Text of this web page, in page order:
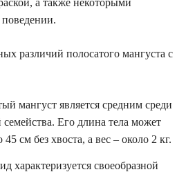
а также некоторыми
различий полосатого мангуста с
мангуст является средним среди
семейства. Его длина тела может
45 см без хвоста, а вес – около 2 кг.
характеризуется своеобразной